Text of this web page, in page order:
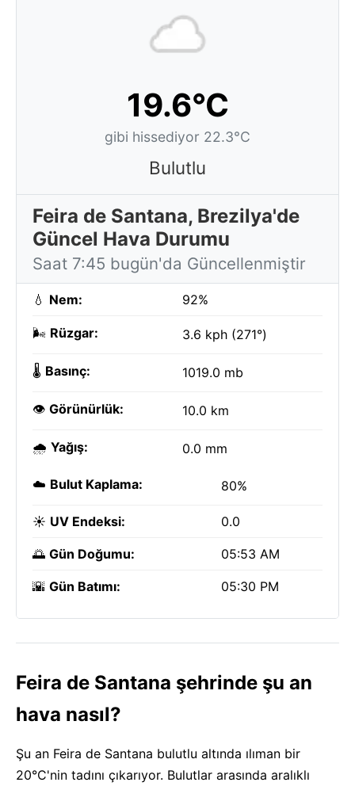
19.6°C
gibi hissediyor 22.3°C
Bulutlu
Feira de Santana, Brezilya'de
Güncel Hava Durumu
Saat 7:45 bugün'da Güncellenmiştir
💧 Nem: 92%
🌬️ Rüzgar: 3.6 kph (271°)
🌡️ Basınç: 1019.0 mb
👁️ Görünürlük: 10.0 km
🌧️ Yağış: 0.0 mm
☁️ Bulut Kaplama: 80%
☀️ UV Endeksi: 0.0
🌅 Gün Doğumu: 05:53 AM
🌇 Gün Batımı: 05:30 PM
Feira de Santana şehrinde şu an
hava nasıl?
Şu an Feira de Santana bulutlu altında ılıman bir
20°C'nin tadını çıkarıyor. Bulutlar arasında aralıklı